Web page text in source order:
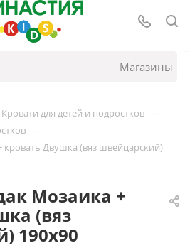
Магазины
Кровати для детей и подростков —
—
кровать Двушка (вяз швейцарский)
Мозаика +
(вяз
190х90